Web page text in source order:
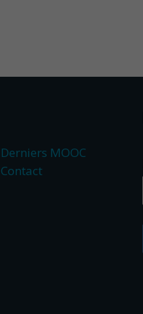
Derniers MOOC
Contact